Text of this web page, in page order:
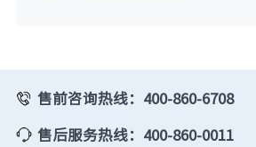
售前咨询热线：400-860-6708
售后服务热线：400-860-0011